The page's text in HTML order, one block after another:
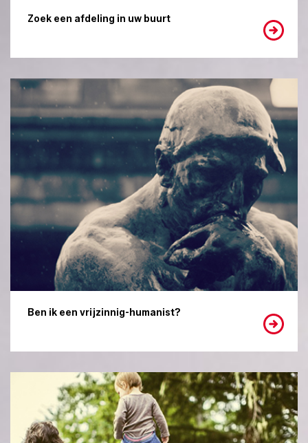
Zoek een afdeling in uw buurt
Ben ik een vrijzinnig-humanist?